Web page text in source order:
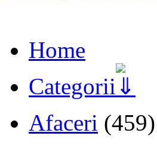
Home
Categorii
Afaceri (459)